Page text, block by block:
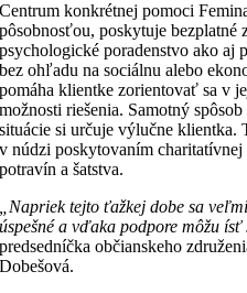
Centrum konkrétnej pomoci
pôsobnosťou, poskytuje bezplatné
psychologické poradenstvo ako aj
bez ohľadu na sociálnu alebo
pomáha klientke zorientovať sa v
možnosti riešenia. Samotný
situácie si určuje výlučne klientka.
v núdzi poskytovaním
potravín a šatstva.
„Napriek tejto ťažkej dobe sa
úspešné a vďaka podpore môžu
predsedníčka občianskeho
Dobešová.